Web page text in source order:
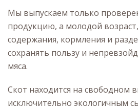
Мы выпускаем только
продукцию, а молодой
содержания, кормления и
сохранять пользу и
мяса.
Скот находится на свободном
исключительно экологичным